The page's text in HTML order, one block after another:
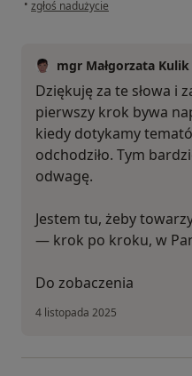
• zgłoś nadużycie
mgr Małgorzata Kulik
Dziękuję za te słowa i
pierwszy krok bywa
kiedy dotykamy
odchodziło. Tym
odwagę.
Jestem tu, żeby
— krok po kroku, w
Do zobaczenia
4 listopada 2025